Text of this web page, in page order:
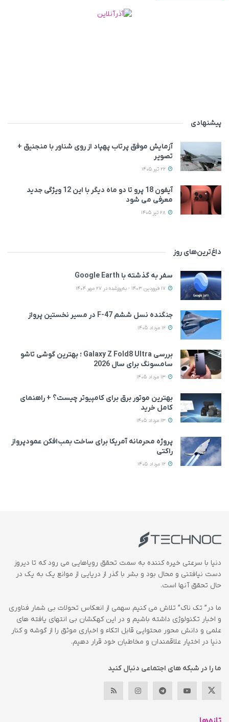
پیشنهادی
آزمایش موفق پرتاب پهپاد از روی شناور با منجنیق +
تصویر
آیفون 18 پرو تا دو ماه دیگر با این 12 ویژگی جدید
معرفی می‌ شود
داغ‌ترین‌های روز
سفر به گذشته با Google Earth
جنگنده نسل ششم F-47 در مسیر نخستین پرواز
بررسی Galaxy Z Fold8 Ultra ؛ بهترین گوشی تاشو
سامسونگ برای سال 2026
بهترین موتور برق برای کامپیوتر چیست؟ + راهنمای
کامل خرید
پروژه محرمانه آمریکا برای ساخت بمب‌افکن عمودپرواز
راکتی
دنیا با سرعتی خیره کننده به سمت تحقق رویاهایی می رود که تا دیروز
دست نیافتنی و محال بود و بشر با گذر از دریایی از موانع یک به یک در
حال تحقق آنها است.
ما در” تک ناک” تلاش می کنیم سهمی از انعکاس تحولات بی شمار فناوری
و اخبار تکنولوژی داشته باشیم و در این کهکشان بی انتهای یافته های
علمی و دانش محور محتوایی قابل اتکاء و اخباری موثق را از گوشه و کنار
دنیا در اختیار علاقمندان و مخاطبان خود قرار دهیم.
ما را در شبکه های اجتماعی دنبال کنید